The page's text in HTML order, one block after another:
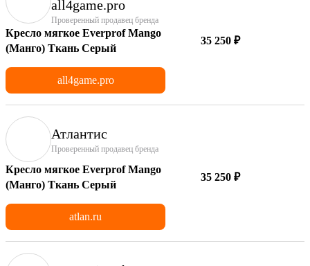
аll4game.pro
Проверенный продавец бренда
Кресло мягкое Everprof Mango
(Манго) Ткань Серый
35 250 ₽
all4game.pro
Атлантис
Проверенный продавец бренда
Кресло мягкое Everprof Mango
(Манго) Ткань Серый
35 250 ₽
atlan.ru